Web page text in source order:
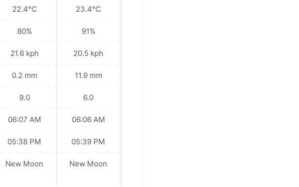
22.4°C
80%
21.6 kph
0.2 mm
9.0
06:07 AM
05:38 PM
New Moon
23.4°C
91%
20.5 kph
11.9 mm
6.0
06:06 AM
05:39 PM
New Moon